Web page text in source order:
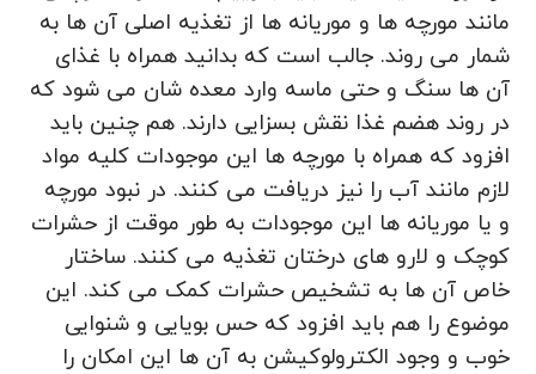
مانند مورچه ها و موریانه ها از تغذیه اصلی آن ها به
شمار می‌ روند. جالب است که بدانید همراه با غذای
آن ها سنگ و حتی ماسه وارد معده شان می شود که
در روند هضم غذا نقش بسزایی دارند. هم چنین باید
افزود که همراه با مورچه ها این موجودات کلیه مواد
لازم مانند آب را نیز دریافت می کنند. در نبود مورچه
و یا موریانه ها این موجودات به طور موقت از حشرات
کوچک و لارو های درختان تغذیه می کنند. ساختار
خاص آن ها به تشخیص حشرات کمک می کند. این
موضوع را هم باید افزود که حس بویایی و شنوایی
خوب و وجود الکترولوکیشن به آن ها این امکان را